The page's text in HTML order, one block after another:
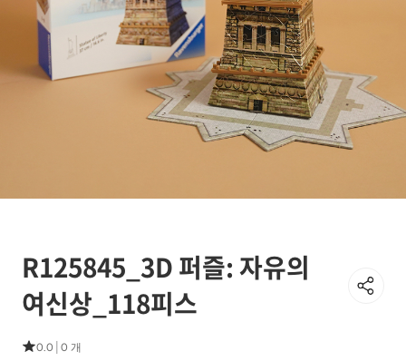
R125845_3D 퍼즐: 자유의
여신상_118피스
0.0 0 개